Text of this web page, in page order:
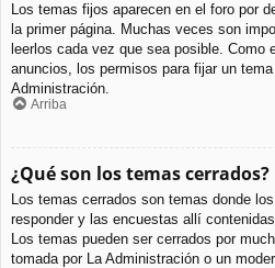
Los temas fijos aparecen en el foro por
la primer página. Muchas veces son
leerlos cada vez que sea posible. Como
anuncios, los permisos para fijar un
Administración.
Arriba
¿Qué son los temas cerrados?
Los temas cerrados son temas donde
responder y las encuestas allí
Los temas pueden ser cerrados por
tomada por La Administración o un